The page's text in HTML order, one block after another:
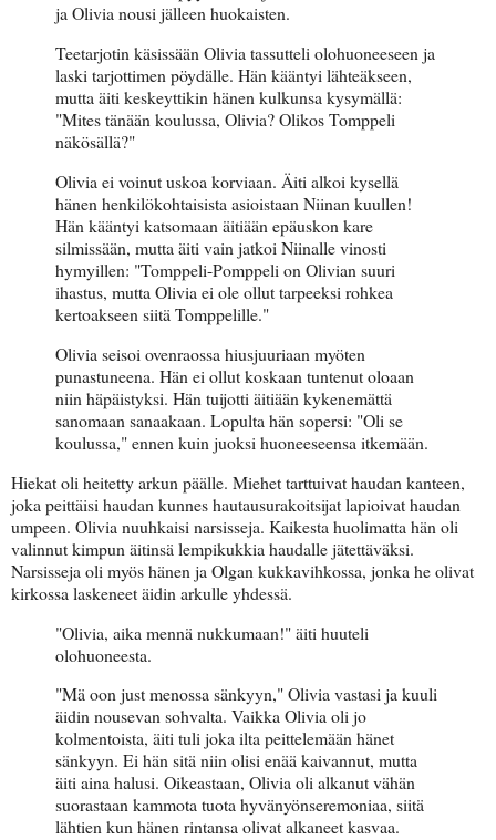
ja Olivia nousi jälleen huokaisten.
Teetarjotin käsissään Olivia tassutteli olohuoneeseen ja
laski tarjottimen pöydälle. Hän kääntyi lähteäkseen,
mutta äiti keskeyttikin hänen kulkunsa kysymällä:
"Mites tänään koulussa, Olivia? Olikos Tomppeli
näkösällä?"
Olivia ei voinut uskoa korviaan. Äiti alkoi kysellä
hänen henkilökohtaisista asioistaan Niinan kuullen!
Hän kääntyi katsomaan äitiään epäuskon kare
silmissään, mutta äiti vain jatkoi Niinalle vinosti
hymyillen: "Tomppeli-Pomppeli on Olivian suuri
ihastus, mutta Olivia ei ole ollut tarpeeksi rohkea
kertoakseen siitä Tomppelille."
Olivia seisoi ovenraossa hiusjuuriaan myöten
punastuneena. Hän ei ollut koskaan tuntenut oloaan
niin häpäistyksi. Hän tuijotti äitiään kykenemättä
sanomaan sanaakaan. Lopulta hän sopersi: "Oli se
koulussa," ennen kuin juoksi huoneeseensa itkemään.
Hiekat oli heitetty arkun päälle. Miehet tarttuivat haudan kanteen,
joka peittäisi haudan kunnes hautausurakoitsijat lapioivat haudan
umpeen. Olivia nuuhkaisi narsisseja. Kaikesta huolimatta hän oli
valinnut kimpun äitinsä lempikukkia haudalle jätettäväksi.
Narsisseja oli myös hänen ja Olgan kukkavihkossa, jonka he olivat
kirkossa laskeneet äidin arkulle yhdessä.
"Olivia, aika mennä nukkumaan!" äiti huuteli
olohuoneesta.
"Mä oon just menossa sänkyyn," Olivia vastasi ja kuuli
äidin nousevan sohvalta. Vaikka Olivia oli jo
kolmentoista, äiti tuli joka ilta peittelemään hänet
sänkyyn. Ei hän sitä niin olisi enää kaivannut, mutta
äiti aina halusi. Oikeastaan, Olivia oli alkanut vähän
suorastaan kammota tuota hyvänyönseremoniaa, siitä
lähtien kun hänen rintansa olivat alkaneet kasvaa.